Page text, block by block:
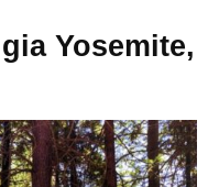
Yosemite,